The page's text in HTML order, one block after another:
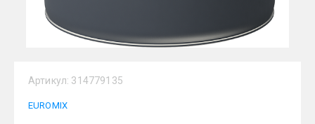
Артикул: 314779135
EUROMIX